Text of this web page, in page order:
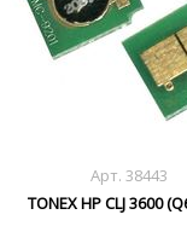
Арт. 38443
TONEX HP CLJ 3600